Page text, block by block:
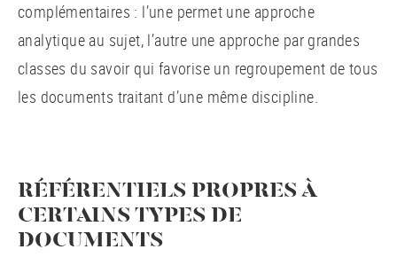
complémentaires : l’une permet une approche
analytique au sujet, l’autre une approche par grandes
classes du savoir qui favorise un regroupement de tous
les documents traitant d’une même discipline.
RÉFÉRENTIELS PROPRES À
CERTAINS TYPES DE
DOCUMENTS